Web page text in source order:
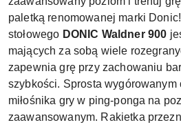
paletką renomowanej marki
stołowego DONIC Waldner 900
mających za sobą wiele
zapewnia grę przy zachowaniu
szybkości. Sprosta
miłośnika gry w ping-ponga na
zaawansowanym. Rakietka